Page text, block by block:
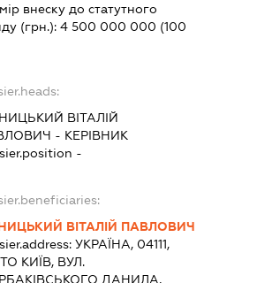
внеску до статутного
(грн.):4 500 000 000 (100
ВІТАЛІЙ
- КЕРІВНИК
-
ВІТАЛІЙ ПАВЛОВИЧ
УКРАЇНА, 04111,
КИЇВ, ВУЛ.
ДАНИЛА,